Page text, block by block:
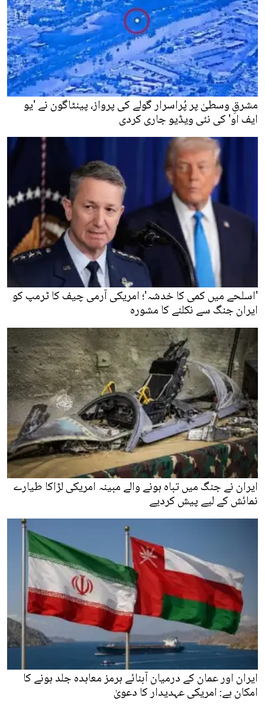
مشرقِ وسطیٰ پر پُراسرار گولے کی پرواز، پینٹاگون نے 'یو
ایف او' کی نئی ویڈیو جاری کردی
'اسلحے میں کمی کا خدشہ'؛ امریکی آرمی چیف کا ٹرمپ کو
ایران جنگ سے نکلنے کا مشورہ
ایران نے جنگ میں تباہ ہونے والے مبینہ امریکی لڑاکا طیارے
نمائش کے لیے پیش کردیے
ایران اور عمان کے درمیان آبنائے ہرمز معاہدہ جلد ہونے کا
امکان ہے: امریکی عہدیدار کا دعویٰ